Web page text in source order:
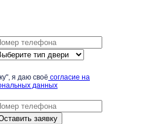
я даю своё согласие на
данных
заявку